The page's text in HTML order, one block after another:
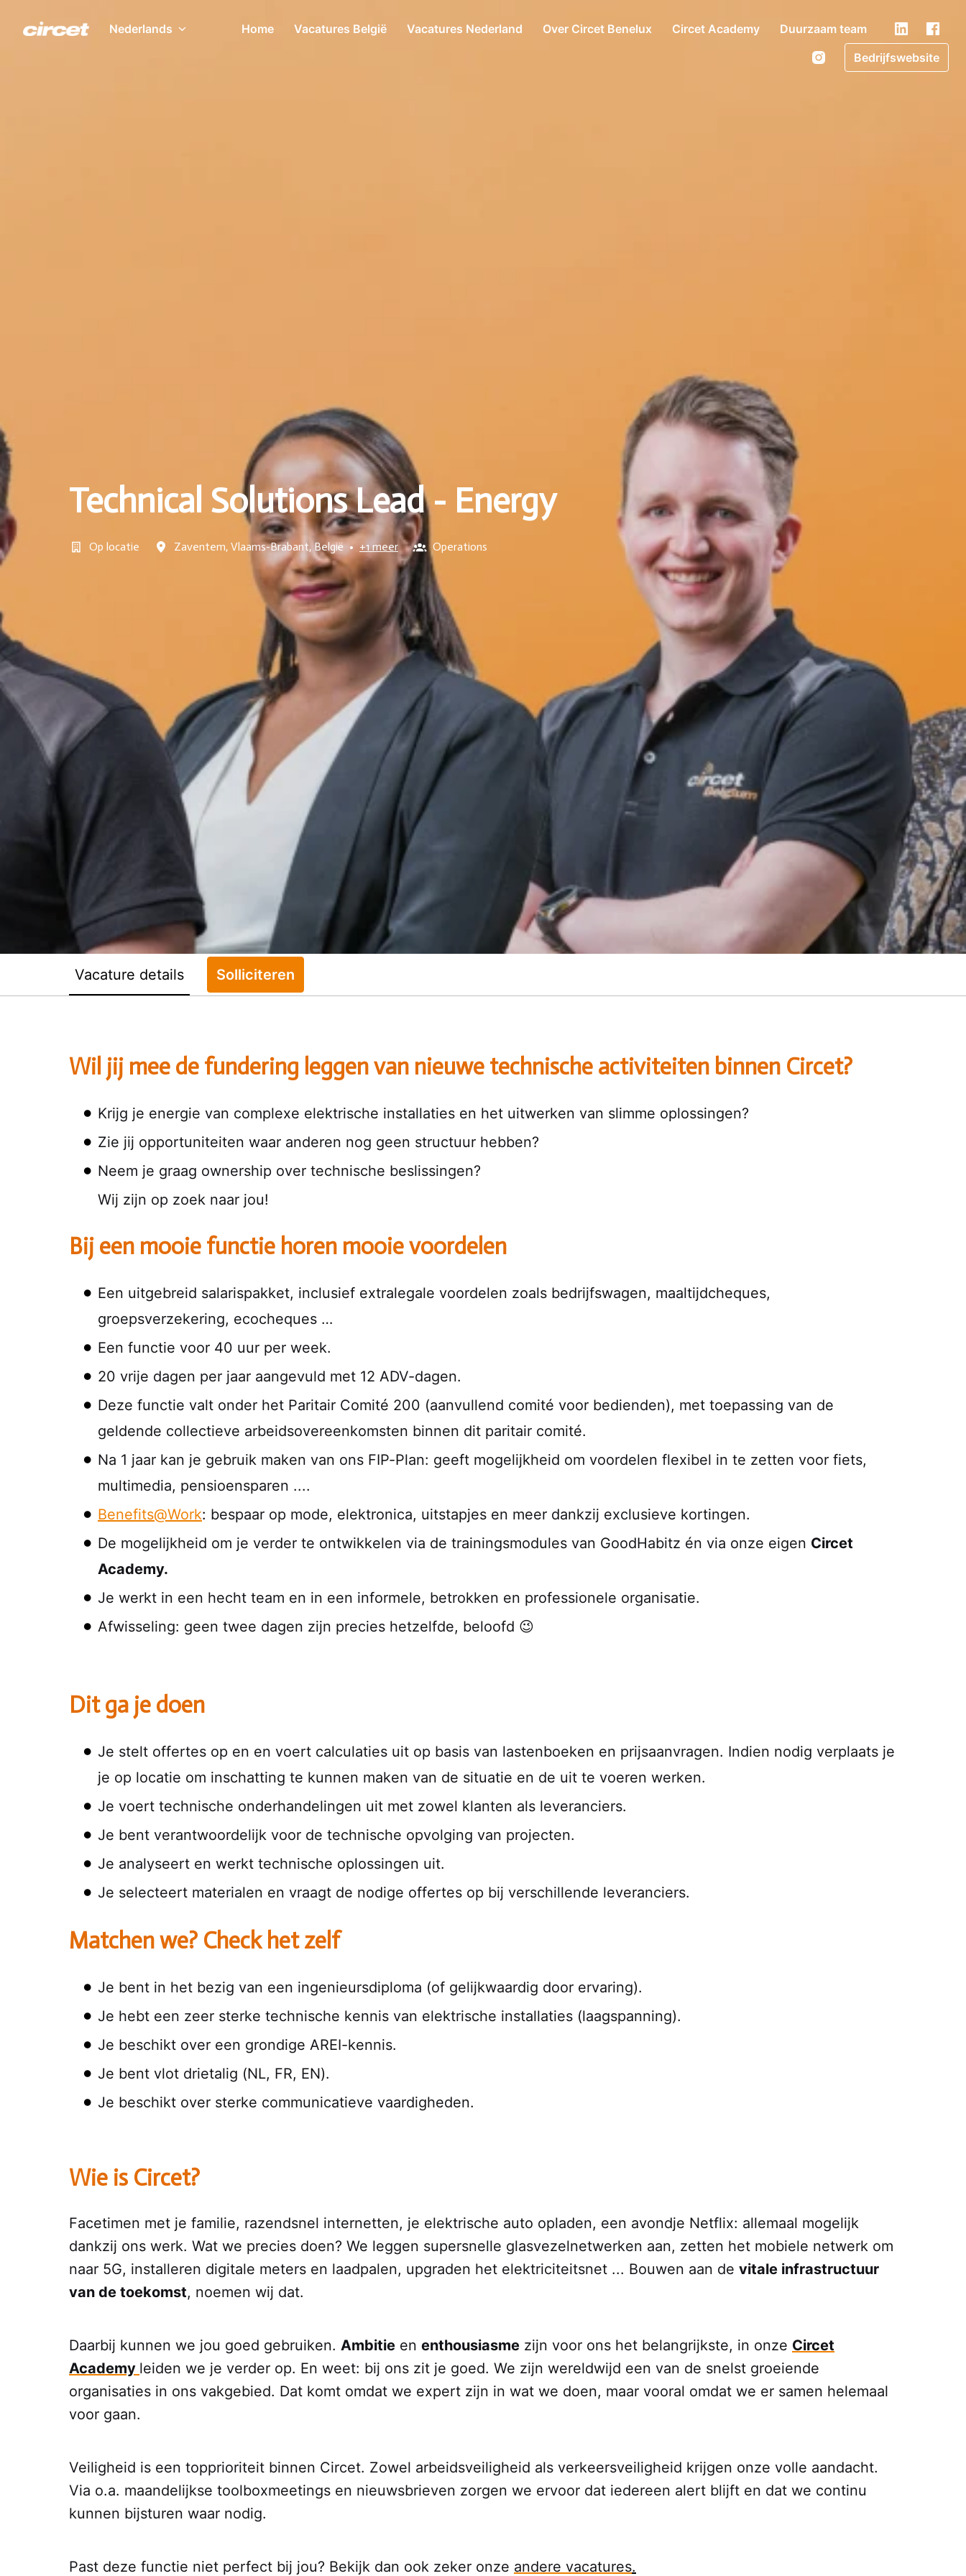
Homepagina
Nederlands Home Vacatures België Vacatures Nederland Over Circet Benelux Circet Academy
Duurzaam team
Bedrijfswebsite
Technical Solutions Lead - Energy
Op locatie Zaventem, Vlaams-Brabant, België • +1 meer Operations
Vacature details Solliciteren
Wil jij mee de fundering leggen van nieuwe technische activiteiten binnen Circet?
Krijg je energie van complexe elektrische installaties en het uitwerken van slimme oplossingen?
Zie jij opportuniteiten waar anderen nog geen structuur hebben?
Neem je graag ownership over technische beslissingen?
Wij zijn op zoek naar jou!
Bij een mooie functie horen mooie voordelen
Een uitgebreid salarispakket, inclusief extralegale voordelen zoals bedrijfswagen, maaltijdcheques,
groepsverzekering, ecocheques …
Een functie voor 40 uur per week.
20 vrije dagen per jaar aangevuld met 12 ADV-dagen.
Deze functie valt onder het Paritair Comité 200 (aanvullend comité voor bedienden), met toepassing van de
geldende collectieve arbeidsovereenkomsten binnen dit paritair comité.
Na 1 jaar kan je gebruik maken van ons FIP-Plan: geeft mogelijkheid om voordelen flexibel in te zetten voor fiets,
multimedia, pensioensparen ....
Benefits@Work: bespaar op mode, elektronica, uitstapjes en meer dankzij exclusieve kortingen.
De mogelijkheid om je verder te ontwikkelen via de trainingsmodules van GoodHabitz én via onze eigen Circet
Academy.
Je werkt in een hecht team en in een informele, betrokken en professionele organisatie.
Afwisseling: geen twee dagen zijn precies hetzelfde, beloofd 😉
Dit ga je doen
Je stelt offertes op en en voert calculaties uit op basis van lastenboeken en prijsaanvragen. Indien nodig verplaats je
je op locatie om inschatting te kunnen maken van de situatie en de uit te voeren werken.
Je voert technische onderhandelingen uit met zowel klanten als leveranciers.
Je bent verantwoordelijk voor de technische opvolging van projecten.
Je analyseert en werkt technische oplossingen uit.
Je selecteert materialen en vraagt de nodige offertes op bij verschillende leveranciers.
Matchen we? Check het zelf
Je bent in het bezig van een ingenieursdiploma (of gelijkwaardig door ervaring).
Je hebt een zeer sterke technische kennis van elektrische installaties (laagspanning).
Je beschikt over een grondige AREI-kennis.
Je bent vlot drietalig (NL, FR, EN).
Je beschikt over sterke communicatieve vaardigheden.
Wie is Circet?
Facetimen met je familie, razendsnel internetten, je elektrische auto opladen, een avondje Netflix: allemaal mogelijk
dankzij ons werk. Wat we precies doen? We leggen supersnelle glasvezelnetwerken aan, zetten het mobiele netwerk om
naar 5G, installeren digitale meters en laadpalen, upgraden het elektriciteitsnet ... Bouwen aan de vitale infrastructuur
van de toekomst, noemen wij dat.
Daarbij kunnen we jou goed gebruiken. Ambitie en enthousiasme zijn voor ons het belangrijkste, in onze Circet
Academy leiden we je verder op. En weet: bij ons zit je goed. We zijn wereldwijd een van de snelst groeiende
organisaties in ons vakgebied. Dat komt omdat we expert zijn in wat we doen, maar vooral omdat we er samen helemaal
voor gaan.
Veiligheid is een topprioriteit binnen Circet. Zowel arbeidsveiligheid als verkeersveiligheid krijgen onze volle aandacht.
Via o.a. maandelijkse toolboxmeetings en nieuwsbrieven zorgen we ervoor dat iedereen alert blijft en dat we continu
kunnen bijsturen waar nodig.
Past deze functie niet perfect bij jou? Bekijk dan ook zeker onze andere vacatures.